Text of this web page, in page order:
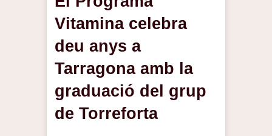
Vitamina celebra
deu anys a
Tarragona amb la
graduació del grup
de Torreforta